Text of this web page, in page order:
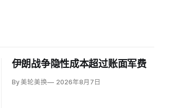
伊朗战争隐性成本超过账面军费
By 美轮美换 2026年8月7日